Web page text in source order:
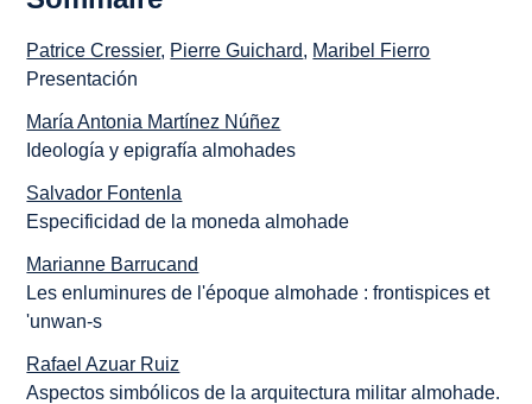
Patrice Cressier, Pierre Guichard, Maribel Fierro
Presentación
María Antonia Martínez Núñez
Ideología y epigrafía almohades
Salvador Fontenla
Especificidad de la moneda almohade
Marianne Barrucand
Les enluminures de l'époque almohade : frontispices et
'unwan-s
Rafael Azuar Ruiz
Aspectos simbólicos de la arquitectura militar almohade.